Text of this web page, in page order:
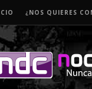
¿NOS QUIERES